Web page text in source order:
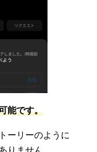
能です。
ーリーのように
りません。